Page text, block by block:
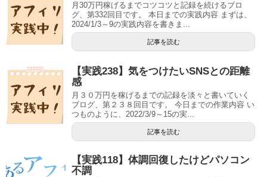
月30万円稼げるまでコツコツと記録を続けるブロ
グ、第332回目です。 本日までの実践内容 まずは、
2024/1/3～9の実践内容を書きま...
記事を読む
【実践238】気をつけたいSNSとの距離
感
月３０万円を稼げるまでの記録を淡々と書いていく
ブログ、第２３８回目です。 今日までの作業内容 い
つものように、2022/3/9～15の実...
記事を読む
【実践118】体調回復したけどパソコン
不調